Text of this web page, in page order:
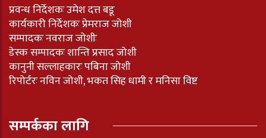
प्रवन्ध निर्देशकः उमेश दत्त बडू
कार्यकारी निर्देशकः प्रेमराज जोशी
सम्पादकः नवराज जोशीः
डेस्क सम्पादकः शान्ति प्रसाद जोशी
कानुनी सल्लाहकारः पबिना जोशी
रिपोर्टरः नविन जोशी, भकत सिह धामी र मनिसा विष्ट
सम्पर्कका लागि